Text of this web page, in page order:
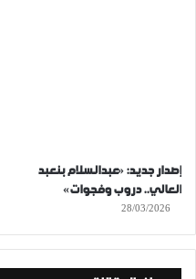
إصدار جديد: «عبدالسلام بنعبد
العالي.. دروب وفجوات»
28/03/2026